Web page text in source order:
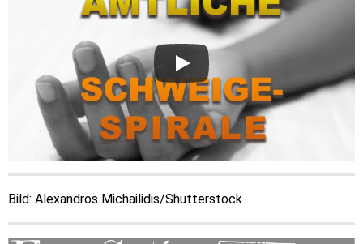
Bild: Alexandros Michailidis/Shutterstock